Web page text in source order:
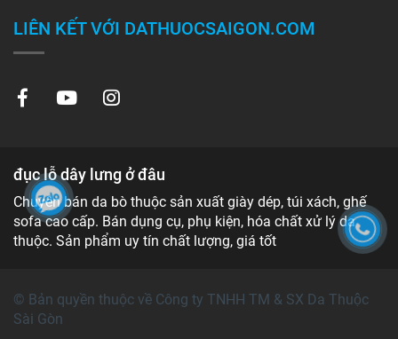
đục lỗ dây lưng ở đâu
Chuyên bán da bò thuộc sản xuất giày dép, túi xách, ghế
sofa cao cấp. Bán dụng cụ, phụ kiện, hóa chất xử lý da
thuộc. Sản phẩm uy tín chất lượng, giá tốt
LIÊN KẾT VỚI DATHUOCSAIGON.COM
© Bản quyền thuộc về Công ty TNHH TM & SX Da Thuộc
Sài Gòn